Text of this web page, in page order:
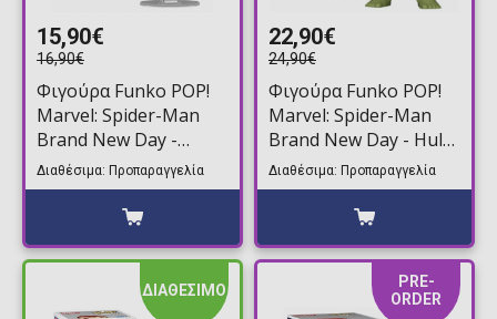
15,90€
16,90€
Φιγούρα Funko POP!
Marvel: Spider-Man
Brand New Day -
Spider-Man (Swinging)
#1586
Διαθέσιμα: Προπαραγγελία
22,90€
24,90€
Φιγούρα Funko POP!
Marvel: Spider-Man
Brand New Day - Hulk
#1588 Supersized
Διαθέσιμα: Προπαραγγελία
ΔΙΑΘΕΣΙΜΟ
PRE-
ORDER